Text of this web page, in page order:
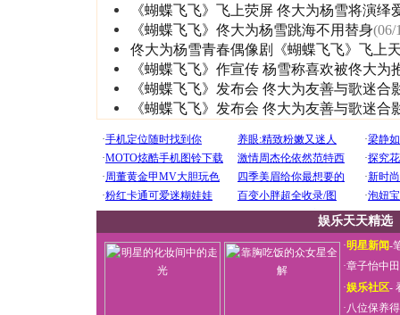
《蝴蝶飞飞》飞上荧屏 佟大为杨雪将演绎
《蝴蝶飞飞》佟大为杨雪跳海不用替身(06/
佟大为杨雪青春偶像剧《蝴蝶飞飞》飞上
《蝴蝶飞飞》作宣传 杨雪称喜欢被佟大为
《蝴蝶飞飞》发布会 佟大为友善与歌迷合
《蝴蝶飞飞》发布会 佟大为友善与歌迷合
娱乐天天精选
·明星新闻-
·章子怡中
·娱乐社区-
·八位保养